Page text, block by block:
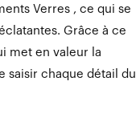
Verres , ce qui se
Grâce à ce
met en valeur la
saisir chaque détail du